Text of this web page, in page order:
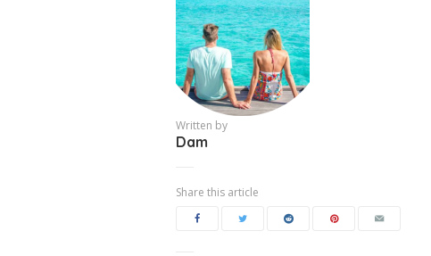
Written by
Dam
Share this article